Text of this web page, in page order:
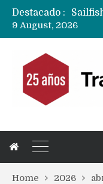
Destacado :
9 August, 2026
Home 2026